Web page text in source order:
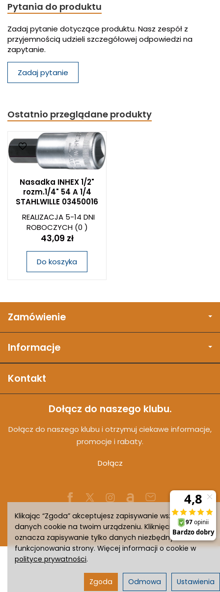
Klikając “Zgoda” akceptujesz zapisywanie wszystkich
danych cookie na twoim urządzeniu. Kliknięcie “Odmowa”
oznacza zapisywanie tylko danych niezbędnych do
funkcjonowania strony. Więcej informacji o cookie w
polityce prywatności.
Ustawienia
Odmowa
Zgoda
Pytania do produktu
Zadaj pytanie dotyczące produktu. Nasz zespół z
przyjemnością udzieli szczegółowej odpowiedzi na
zapytanie.
Zadaj pytanie
Ostatnio przeglądane produkty
Nasadka INHEX 1/2"
rozm.1/4" 54 A 1/4
STAHLWILLE 03450016
REALIZACJA 5-14 DNI
ROBOCZYCH(0 )
43,09 zł
Do koszyka
Zamówienie
Informacje
Kontakt
Dołącz do naszego klubu.
Dołącz do naszego klubu i otrzymuj ciekawe informacje,
promocje i rabaty.
Dołącz
Sklep internetowy SOTESHOP AI